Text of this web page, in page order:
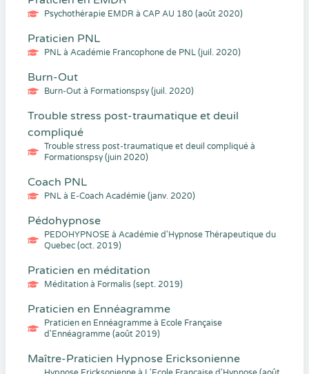
Psychothérapie EMDR à CAP AU 180 (août 2020)
Praticien PNL
PNL à Académie Francophone de PNL (juil. 2020)
Burn-Out
Burn-Out à Formationspsy (juil. 2020)
Trouble stress post-traumatique et deuil
compliqué
Trouble stress post-traumatique et deuil compliqué à
Formationspsy (juin 2020)
Coach PNL
PNL à E-Coach Académie (janv. 2020)
Pédohypnose
PEDOHYPNOSE à Académie d'Hypnose Thérapeutique du
Quebec (oct. 2019)
Praticien en méditation
Méditation à Formalis (sept. 2019)
Praticien en Ennéagramme
Praticien en Ennéagramme à Ecole Française
d'Ennéagramme (août 2019)
Maître-Praticien Hypnose Ericksonienne